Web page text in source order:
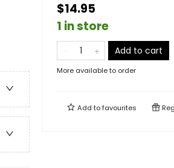
$14.95
1 in store
Add to cart
More available to order
Add tofavourites